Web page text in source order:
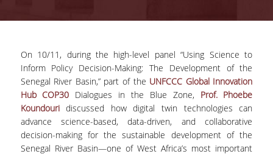
ΔΗΜΟΣΙΕΥΣΕΙΣ
ΕΚΔΗΛΩΣΕΙΣ
PROFESSIONAL COURSE
ΣΧΕΤΙΚΑ
ΕΚΠΑΙΔΕΥΤΕΣ
On 10/11, during the high-level panel “Using Science to
Inform Policy Decision-Making: The Development of the
Senegal River Basin,” part of the UNFCCC Global Innovation
Hub COP30 Dialogues in the Blue Zone, Prof. Phoebe
Koundouridiscussed how digital twin technologies can
advance science-based, data-driven, and collaborative
decision-making for the sustainable development of the
Senegal River Basin—one of West Africa’s most important